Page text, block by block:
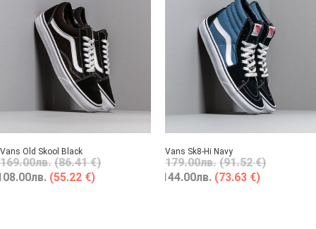
Vans Old Skool Black
169.00лв. (86.41 €)
лв. (55.22 €)
Vans Sk8-Hi Navy
179.00лв. (91.52 €)
144.00лв. (73.63 €)